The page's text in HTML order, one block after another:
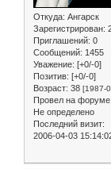
Откуда: Ангарск
Зарегистрирован:
Приглашений: 0
Сообщений: 1455
Уважение: [+0/-0]
Позитив: [+0/-0]
Возраст: 38 [1987-
Провел на форуме:
Не определено
Последний визит:
2006-04-03